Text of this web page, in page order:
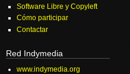
Software Libre y Copyleft
Cómo participar
Contactar
Red Indymedia
www.indymedia.org